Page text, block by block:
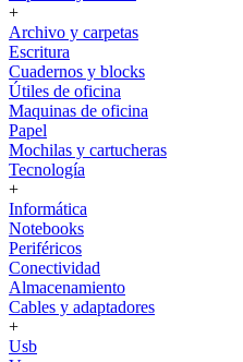
+
Archivo y carpetas
Escritura
Cuadernos y blocks
Útiles de oficina
Maquinas de oficina
Papel
Mochilas y cartucheras
Tecnología
+
Informática
Notebooks
Periféricos
Conectividad
Almacenamiento
Cables y adaptadores
+
Usb